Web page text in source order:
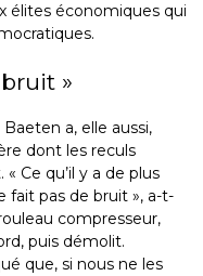
élites économiques qui
»
a, elle aussi,
dont les reculs
Ce qu’il y a de plus
fait pas de bruit », a-t-
compresseur,
puis démolit.
que, si nous ne les